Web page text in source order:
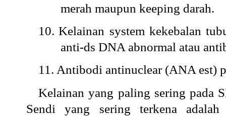
merah maupun keeping darah.
10. Kelainan system kekebalan
anti-ds DNA abnormal atau
11. Antibodi antinuclear (ANA est)
Kelainan yang paling sering pada
Sendi yang sering terkena